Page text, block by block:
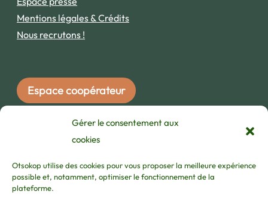
Gérer le consentement aux
cookies
Otsokop utilise des cookies pour vous proposer la meilleure expérience
possible et, notamment, optimiser le fonctionnement de la
plateforme.
Mentions légales & Crédits
Nous recrutons !
Espace coopérateur
INSCRIVEZ-VOUS À NOTRE NEWSLETTER !